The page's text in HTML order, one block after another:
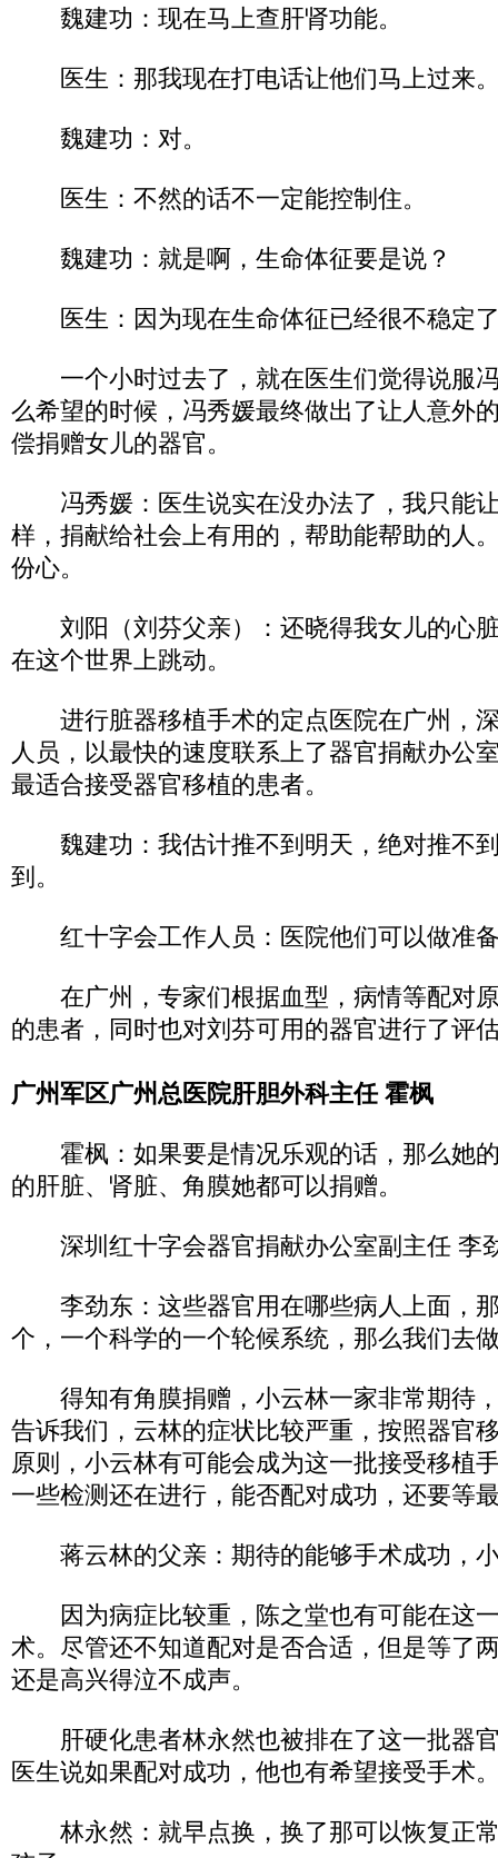
魏建功：现在马上查肝肾功能。
医生：那我现在打电话让他们马上过来
魏建功：对。
医生：不然的话不一定能控制住。
魏建功：就是啊，生命体征要是说？
医生：因为现在生命体征已经很不稳定
一个小时过去了，就在医生们觉得说服
么希望的时候，冯秀媛最终做出了让人意外
偿捐赠女儿的器官。
冯秀媛：医生说实在没办法了，我只能
样，捐献给社会上有用的，帮助能帮助的人
份心。
刘阳（刘芬父亲）：还晓得我女儿的心
在这个世界上跳动。
进行脏器移植手术的定点医院在广州，
人员，以最快的速度联系上了器官捐献办公
最适合接受器官移植的患者。
魏建功：我估计推不到明天，绝对推不
到。
红十字会工作人员：医院他们可以做准
在广州，专家们根据血型，病情等配对
的患者，同时也对刘芬可用的器官进行了评
广州军区广州总医院肝胆外科主任 霍枫
霍枫：如果要是情况乐观的话，那么她
的肝脏、肾脏、角膜她都可以捐赠。
深圳红十字会器官捐献办公室副主任 李
李劲东：这些器官用在哪些病人上面，
个，一个科学的一个轮候系统，那么我们去
得知有角膜捐赠，小云林一家非常期待
告诉我们，云林的症状比较严重，按照器官
原则，小云林有可能会成为这一批接受移植
一些检测还在进行，能否配对成功，还要等
蒋云林的父亲：期待的能够手术成功，
因为病症比较重，陈之堂也有可能在这
术。尽管还不知道配对是否合适，但是等了
还是高兴得泣不成声。
肝硬化患者林永然也被排在了这一批器
医生说如果配对成功，他也有希望接受手术
林永然：就早点换，换了那可以恢复正